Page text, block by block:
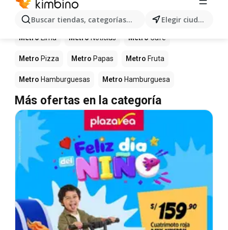
Buscar tiendas, categorías, productos... Elegir ciudad
término.
Más productos en tiendas Metro
Metro Lima Metro Noticias Metro Café
Metro Pizza Metro Papas Metro Fruta
Metro Hamburguesas Metro Hamburguesa
Más ofertas en la categoría